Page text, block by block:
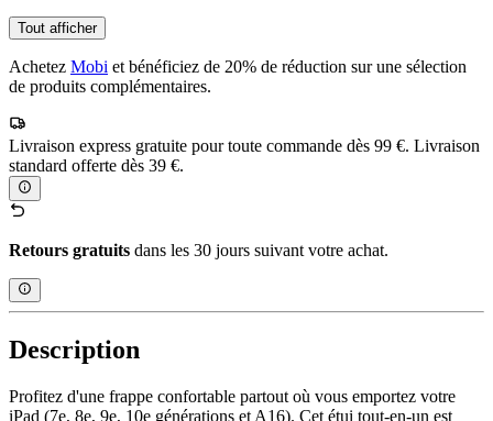
Tout afficher
Achetez Mobi et bénéficiez de 20% de réduction sur une sélection
de produits complémentaires.
Livraison express gratuite pour toute commande dès 99 €. Livraison
standard offerte dès 39 €.
Retours gratuits dans les 30 jours suivant votre achat.
Description
Profitez d'une frappe confortable partout où vous emportez votre
iPad (7e, 8e, 9e, 10e générations et A16). Cet étui tout-en-un est